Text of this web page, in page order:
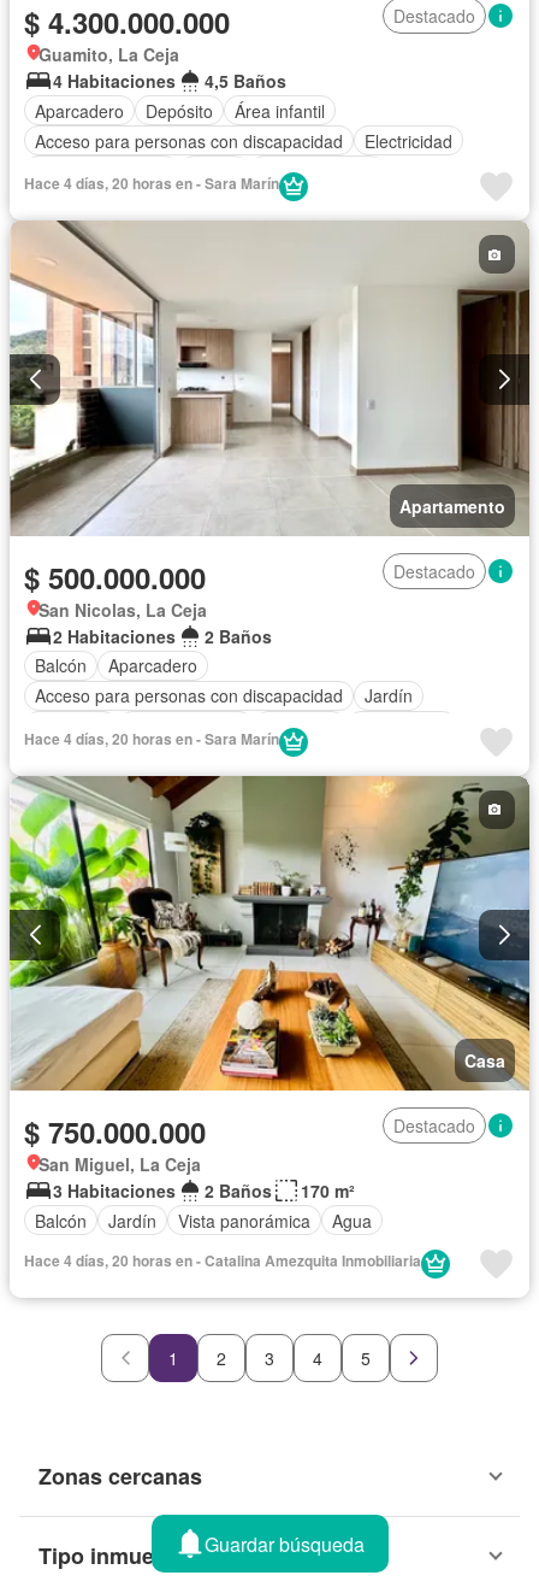
$ 4.300.000.000
Destacado
Guamito, La Ceja
4 Habitaciones
4,5 Baños
Aparcadero
Depósito
Área infantil
Acceso para personas con discapacidad
Electricidad
Cocina integral
Seguridad privada
Cuarto de servicio
Agua
Hace 4 días, 20 horas en - Sara Marín
Apartamento
$ 500.000.000
Destacado
San Nicolas, La Ceja
2 Habitaciones
2 Baños
Balcón
Aparcadero
Acceso para personas con discapacidad
Jardín
Ascensor
Seguridad privada
Hace 4 días, 20 horas en - Sara Marín
Casa
$ 750.000.000
Destacado
San Miguel, La Ceja
3 Habitaciones
2 Baños
170 m²
Balcón
Jardín Vista panorámica Agua
Hace 4 días, 20 horas en - Catalina Amezquita Inmobiliaria
1 2 3 4 5
Zonas cercanas
Tipo inmueble Guardar búsqueda